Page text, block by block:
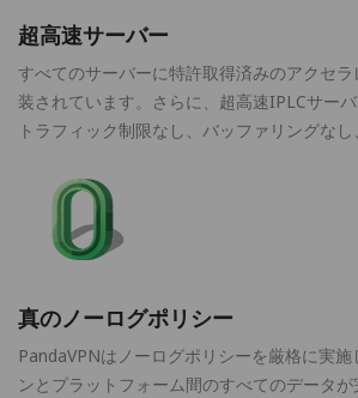
超高速サーバー
すべてのサーバーに特許取得済みのアクセ
装されています。さらに、超高速IPLCサーバ
トラフィック制限なし、バッファリングなし
真のノーログポリシー
PandaVPNはノーログポリシーを厳格に実施
ンとプラットフォーム間のすべてのデータが